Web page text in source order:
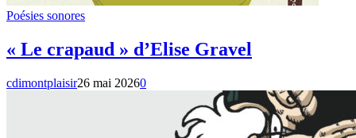
Poésies sonores
« Le crapaud » d’Elise Gravel
cdimontplaisir26 mai 20260